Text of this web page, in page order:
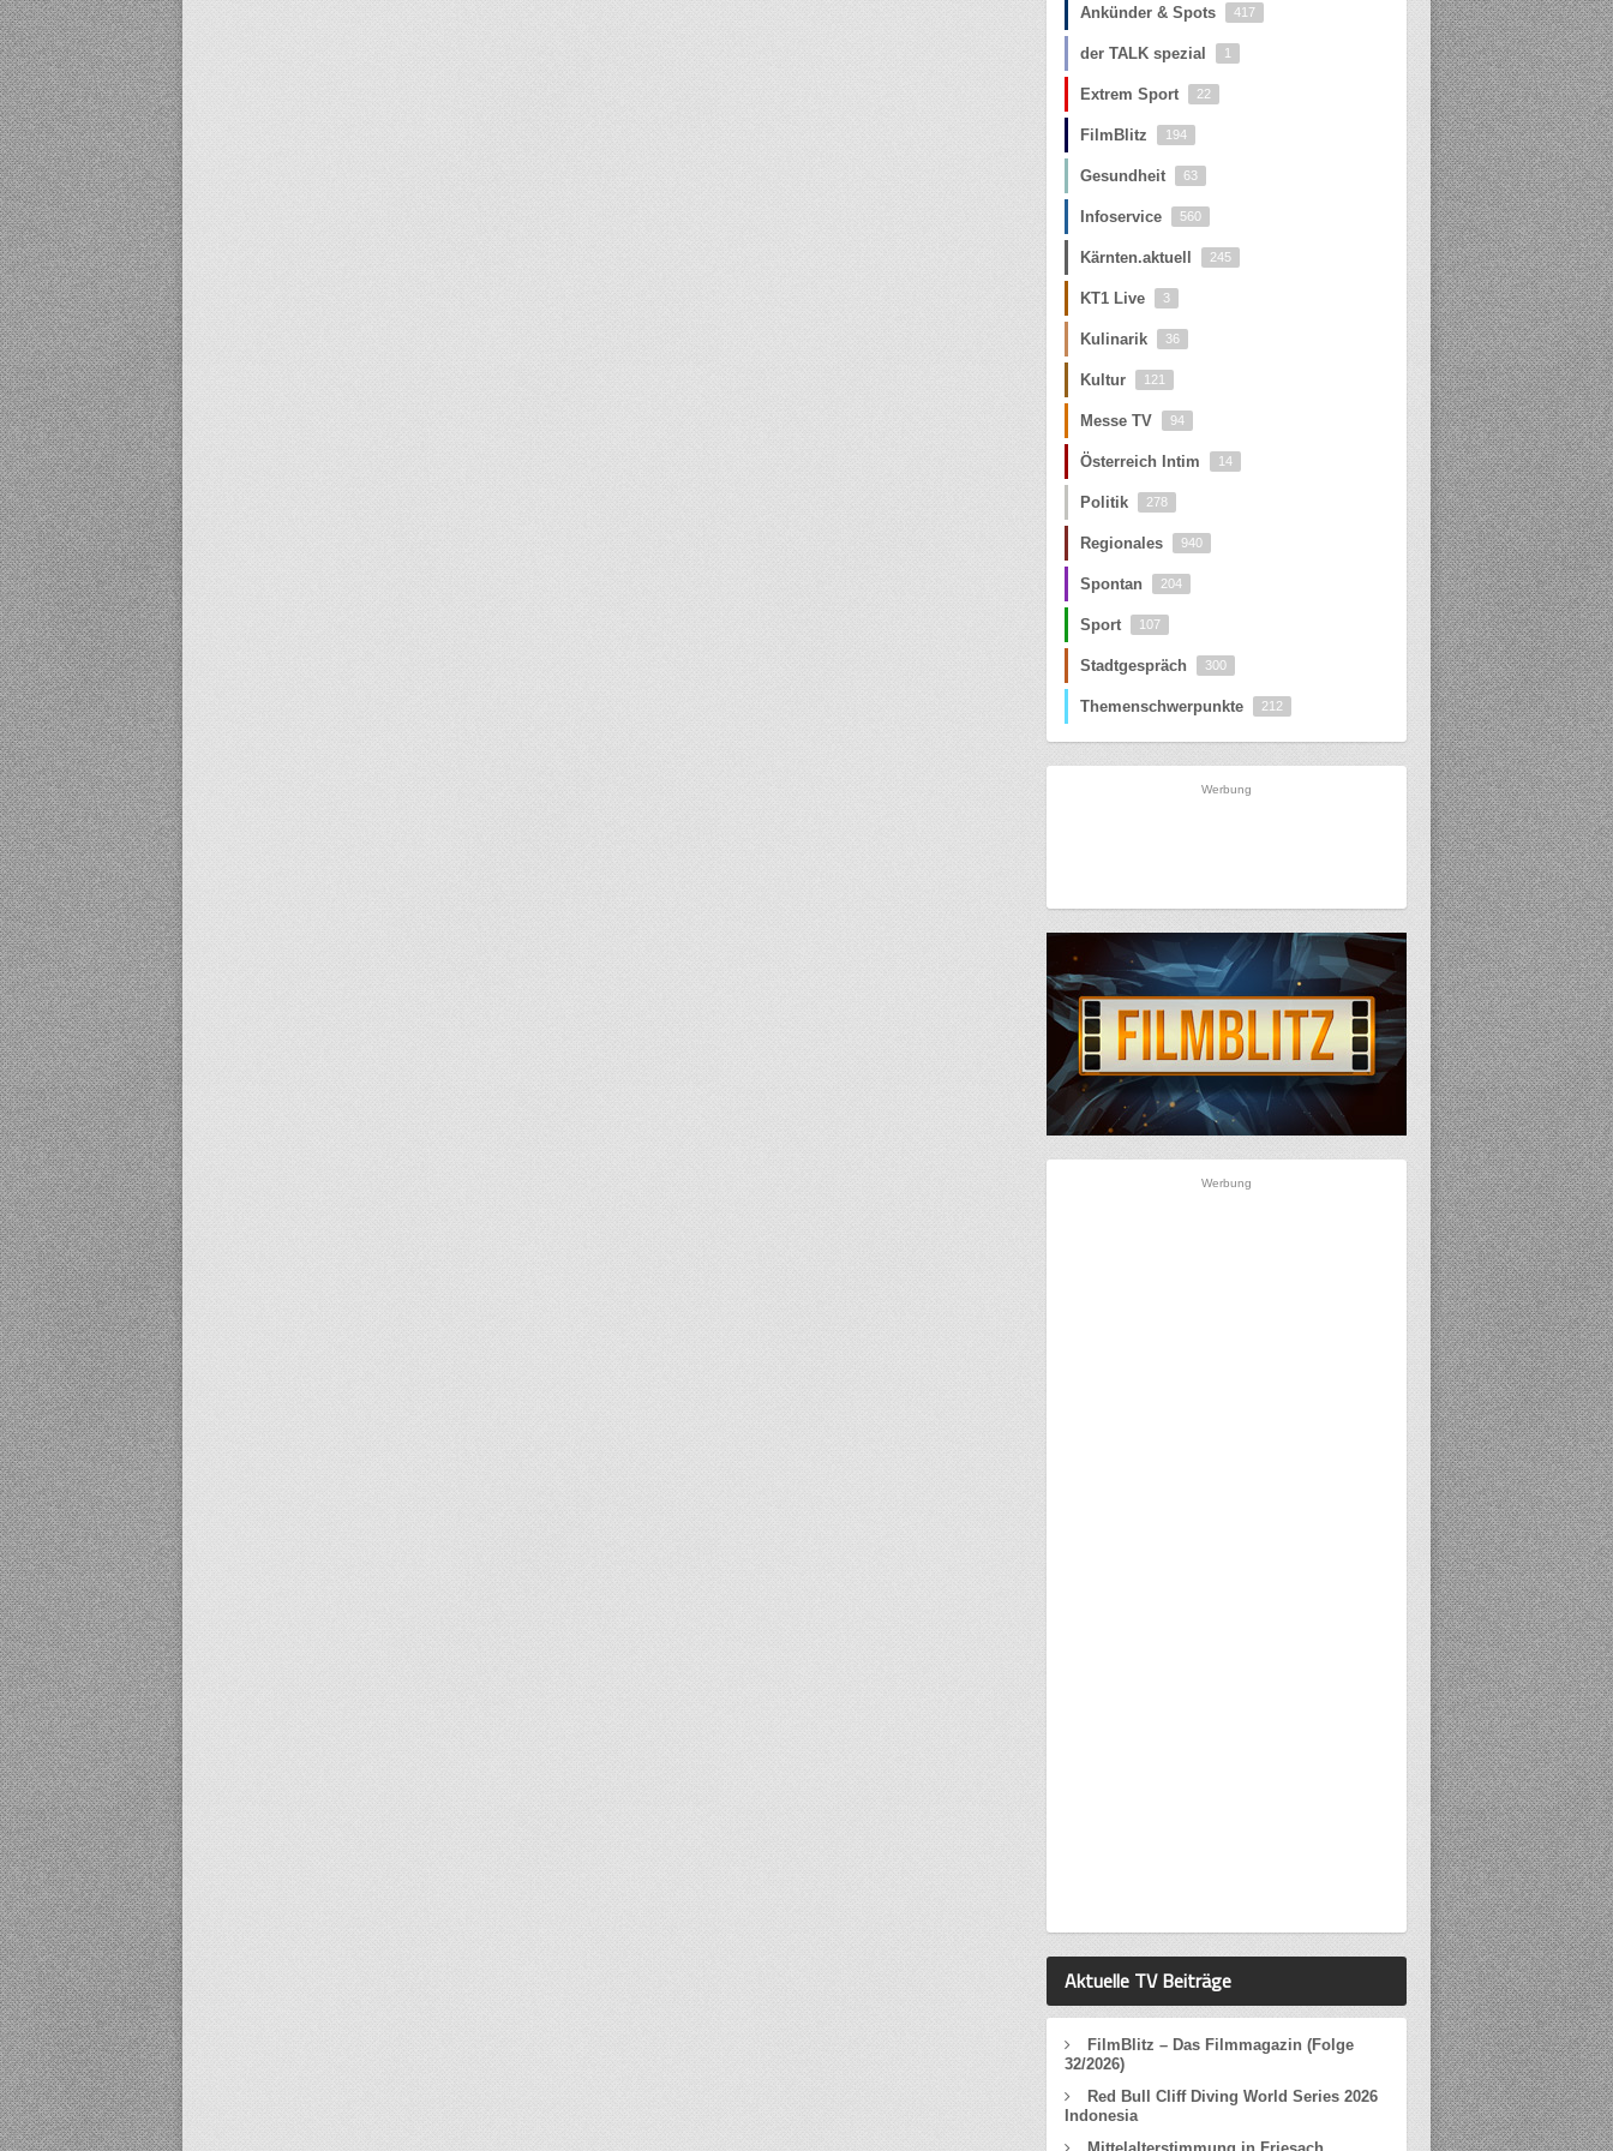
Ankünder & Spots 417
der TALK spezial 1
Extrem Sport 22
FilmBlitz 194
Gesundheit 63
Infoservice 560
Kärnten.aktuell 245
KT1 Live 3
Kulinarik 36
Kultur 121
Messe TV 94
Österreich Intim 14
Politik 278
Regionales 940
Spontan 204
Sport 107
Stadtgespräch 300
Themenschwerpunkte 212
Werbung
Werbung
Aktuelle TV Beiträge
FilmBlitz – Das Filmmagazin (Folge
32/2026)
Red Bull Cliff Diving World Series 2026
Indonesia